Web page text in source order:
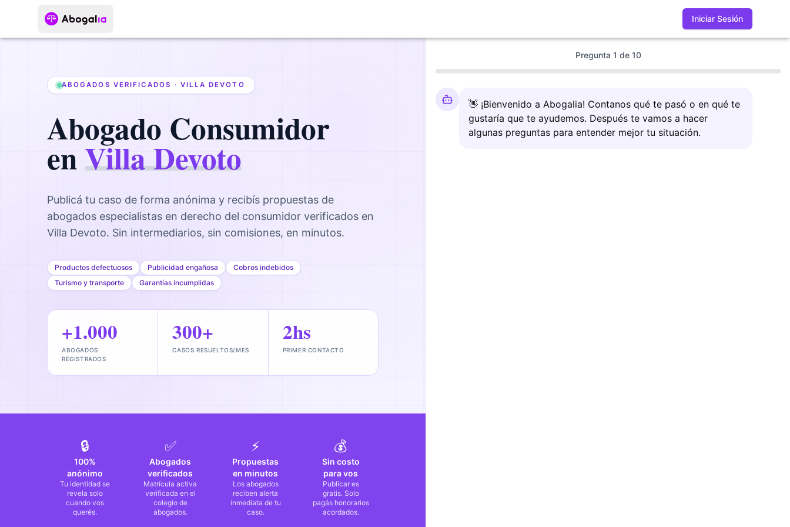
Iniciar Sesión
ABOGADOS VERIFICADOS · VILLA DEVOTO
Abogado Consumidor
enVilla Devoto
Publicá tu caso de forma anónima y recibís propuestas de
abogados especialistas en derecho del consumidor verificados en
Villa Devoto. Sin intermediarios, sin comisiones, en minutos.
Productos defectuosos Publicidad engañosa
Cobros indebidos
Turismo y transporte
Garantías incumplidas
+1.000
ABOGADOS
REGISTRADOS
300+
CASOS RESUELTOS/MES
2hs
PRIMER CONTACTO
🔒
100%
anónimo
Tu identidad se
revela solo
cuando vos
querés.
✅
Abogados
verificados
Matrícula activa
verificada en el
colegio de
abogados.
⚡
Propuestas
en minutos
Los abogados
reciben alerta
inmediata de tu
caso.
💰
Sin costo
para vos
Publicar es
gratis. Solo
pagás honorarios
acordados.
Pregunta 1 de 10
👋 ¡Bienvenido a Abogalia! Contanos qué te pasó o en qué te
gustaría que te ayudemos. Después te vamos a hacer
algunas preguntas para entender mejor tu situación.